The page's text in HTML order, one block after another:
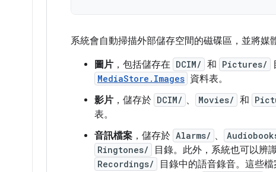
系統會自動掃描外部儲存空間的磁碟區，並將媒
圖片 ，包括儲存在 DCIM/ 和 Pictures/
MediaStore.Images 資料表。
影片 ，儲存於 DCIM/ 、 Movies/ 和
表。
音訊檔案 ，儲存於 Alarms/ 、
Ringtones/ 目錄。此外，系統也可以辨
Recordings/ 目錄中的語音錄音。這些